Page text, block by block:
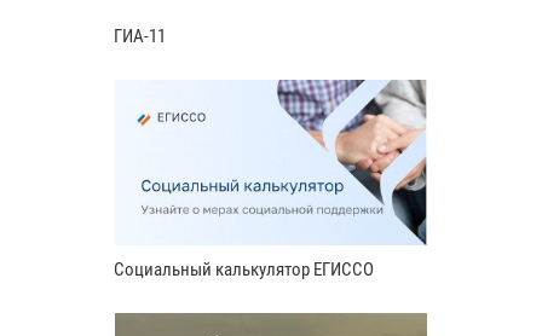
ГИА-11
Социальный калькулятор ЕГИССО